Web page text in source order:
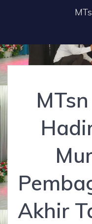
Akhir